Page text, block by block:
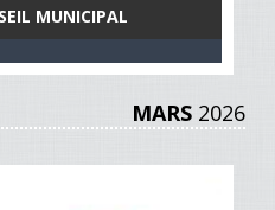
MUNICIPAL
MARS 2026